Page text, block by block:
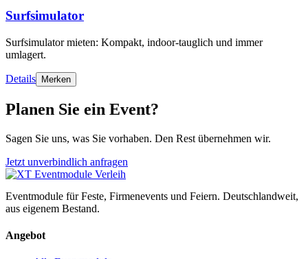
Surfsimulator
Surfsimulator mieten: Kompakt, indoor-tauglich und immer
umlagert.
Details Merken
Planen Sie ein Event?
Sagen Sie uns, was Sie vorhaben. Den Rest übernehmen wir.
Jetzt unverbindlich anfragen
Eventmodule für Feste, Firmenevents und Feiern. Deutschlandweit,
aus eigenem Bestand.
Angebot